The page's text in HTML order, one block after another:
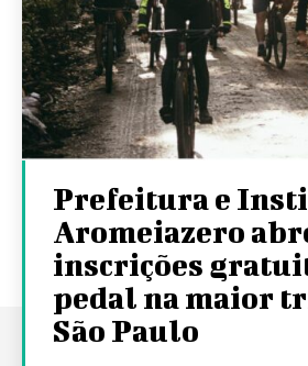
Prefeitura e
Aromeiazero
inscrições
pedal na maior
São Paulo